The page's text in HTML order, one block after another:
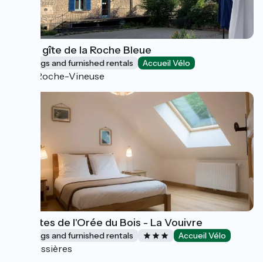
Grand gîte de la Roche Bleue
Lodgings and furnished rentals Accueil Vélo
La Roche-Vineuse
Les Gîtes de l'Orée du Bois - La Vouivre
Lodgings and furnished rentals Accueil Vélo
Boussières